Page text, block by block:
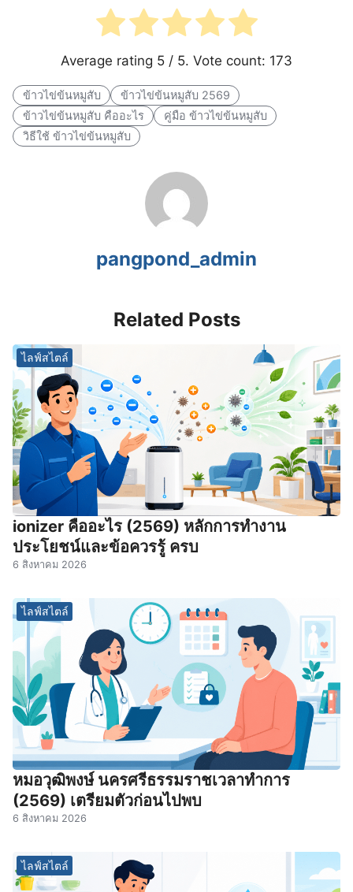
Average rating 5 / 5. Vote count: 173
ข้าวไข่ข้นหมูสับ
ข้าวไข่ข้นหมูสับ 2569
ข้าวไข่ข้นหมูสับ คืออะไร
คู่มือ ข้าวไข่ข้นหมูสับ
วิธีใช้ ข้าวไข่ข้นหมูสับ
pangpond_admin
Related Posts
ไลฟ์สไตล์
ionizer คืออะไร (2569) หลักการทำงาน
ประโยชน์และข้อควรรู้ ครบ
6 สิงหาคม 2026
ไลฟ์สไตล์
หมอวุฒิพงษ์ นครศรีธรรมราชเวลาทําการ
(2569) เตรียมตัวก่อนไปพบ
6 สิงหาคม 2026
ไลฟ์สไตล์